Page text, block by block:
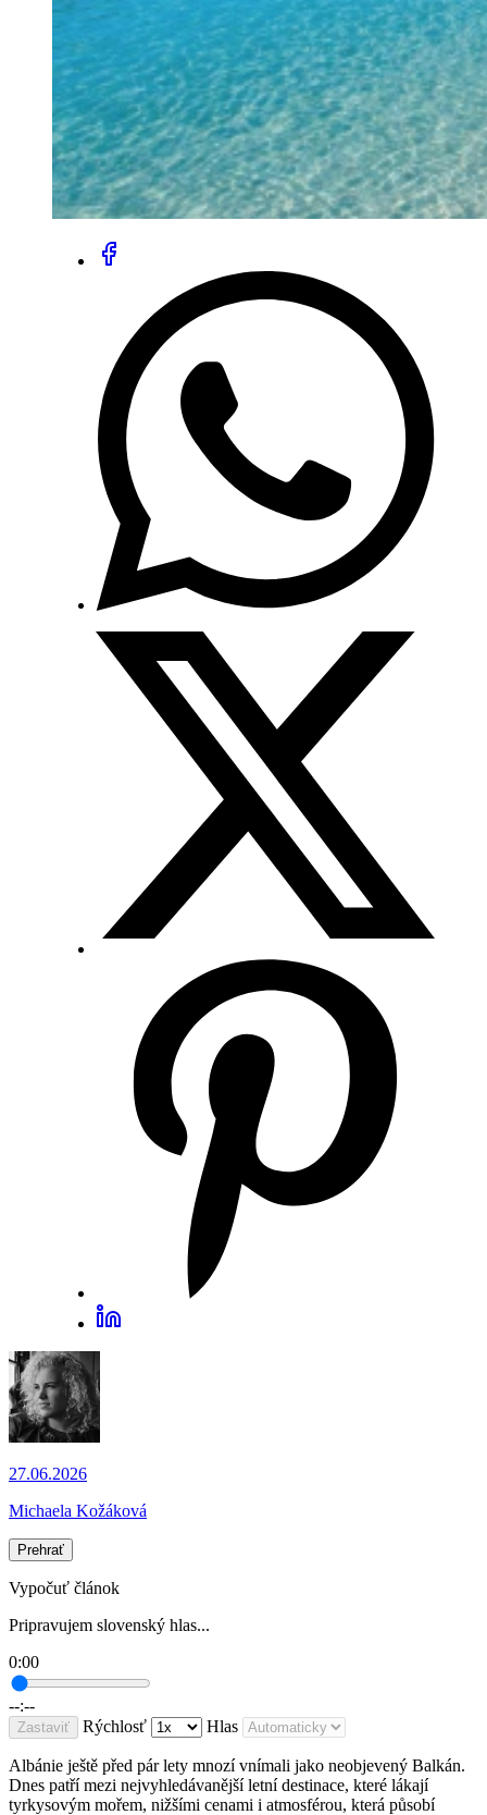
27.06.2026
Michaela Kožáková
Prehrať
Vypočuť článok
Pripravujem slovenský hlas...
0:00
--:--
Zastaviť Rýchlosť Hlas
Albánie ještě před pár lety mnozí vnímali jako neobjevený Balkán.
Dnes patří mezi nejvyhledávanější letní destinace, které lákají
tyrkysovým mořem, nižšími cenami i atmosférou, která působí